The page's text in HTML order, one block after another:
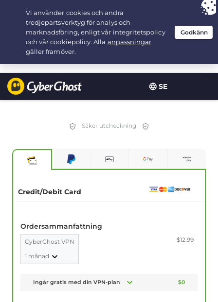
SE
Your choice:The Best Dealfor 2.1666666666667-years at $
/month
Säker utcheckning
Credit/Debit Card
Ordersammanfattning
CyberGhost VPN
1 månad
$12.99
Ingår gratis med din VPN-plan $0